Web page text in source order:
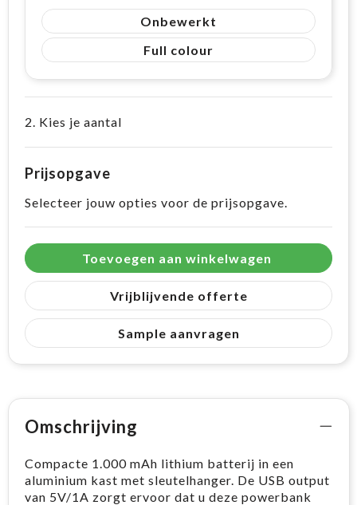
Onbewerkt
Full colour
2. Kies je aantal
Prijsopgave
Selecteer jouw opties voor de prijsopgave.
Toevoegen aan winkelwagen
Vrijblijvende offerte
Sample aanvragen
Omschrijving
Compacte 1.000 mAh lithium batterij in een
aluminium kast met sleutelhanger. De USB output
van 5V/1A zorgt ervoor dat u deze powerbank